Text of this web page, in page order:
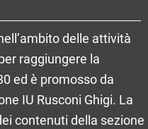
delle attività
raggiungere la
ed è promosso da
IU Rusconi Ghigi. La
contenuti della sezione